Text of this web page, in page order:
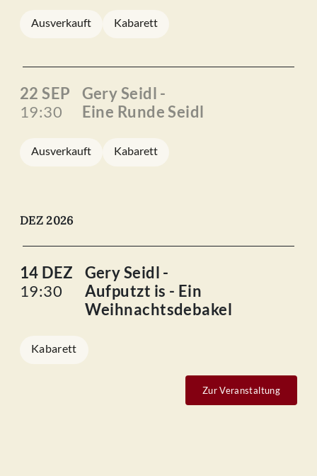
Ausverkauft Kabarett
22 SEP
19:30
Gery Seidl -
Eine Runde Seidl
Ausverkauft Kabarett
DEZ 2026
14 DEZ
19:30
Gery Seidl -
Aufputzt is - Ein
Weihnachtsdebakel
Kabarett
Zur Veranstaltung